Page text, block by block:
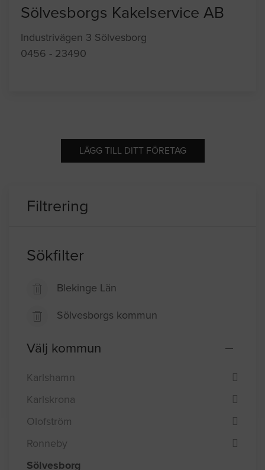
Sölvesborgs Kakelservice AB
Industrivägen 3 Sölvesborg
0456 - 23490
LÄGG TILL DITT FÖRETAG
Filtrering
Sökfilter
Blekinge Län
Sölvesborgs kommun
Välj kommun
Karlshamn
Karlskrona
Olofström
Ronneby
Sölvesborg